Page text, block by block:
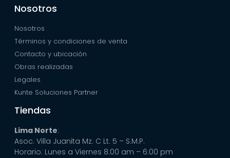
Nosotros
Nosotros
Términos y condiciones de venta
Contacto y ubicación
Obras realizadas
Legales
Kunte Soluciones Partner
Tiendas
Lima Norte:
Asoc. Villa Juanita Mz. C Lt. 5 – S.M.P.
Horario: Lunes a Viernes 8:00 am – 6:00 pm